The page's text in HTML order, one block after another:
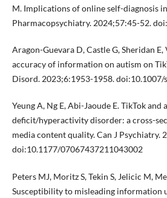
M. Implications of online self-diagnosis
Pharmacopsychiatry. 2024;57:45-52.
Aragon-Guevara D, Castle G, Sheridan
accuracy of information on autism on
Disord. 2023;6:1953-1958.
Yeung A, Ng E, Abi-Jaoude E. TikTok and
deficit/hyperactivity disorder: a cross-
media content quality. Can J Psychiatry.
doi:10.1177/07067437211043002
Peters MJ, Moritz S, Tekin S, Jelicic M,
Susceptibility to misleading information